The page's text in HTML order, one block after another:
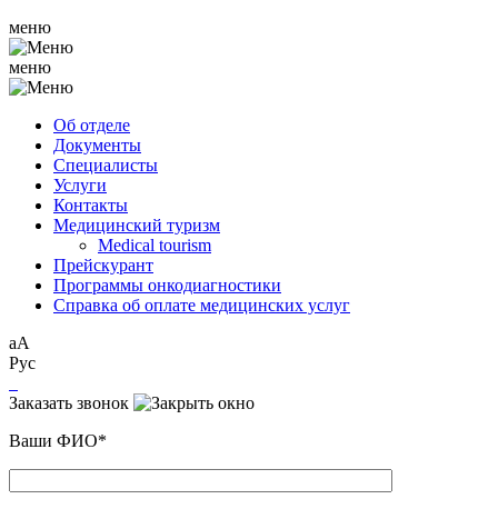
меню
меню
Об отделе
Документы
Специалисты
Услуги
Контакты
Медицинский туризм
Medical tourism
Прейскурант
Программы онкодиагностики
Справка об оплате медицинских услуг
аА
Рус
Заказать звонок
Ваши ФИО*